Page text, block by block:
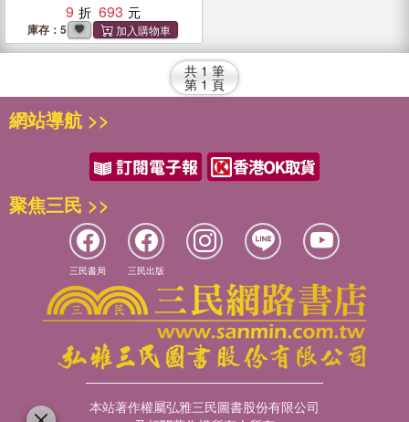
9
693
庫存：5
共 1 筆
第 1 頁
網站導航 >>
聚焦三民 >>
三民書局 三民出版
本站著作權屬弘雅三民圖書股份有限公司